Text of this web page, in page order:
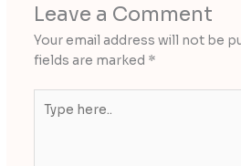
Leave a Comment
Your email address will not be
fields are marked *
here..